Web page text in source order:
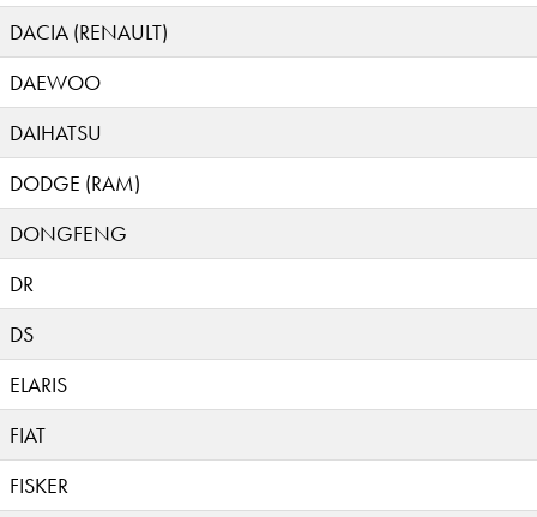
DACIA (RENAULT)
DAEWOO
DAIHATSU
DODGE (RAM)
DONGFENG
DR
DS
ELARIS
FIAT
FISKER